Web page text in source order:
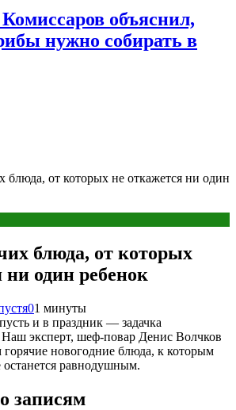
объяснил,
нужно собирать в
блюда, от которых не откажется ни один
блюда, от которых
ни один ребенок
01 минуты
и в праздник — задачка
эксперт, шеф-повар Денис Волчков
горячие новогодние блюда, к которым
равнодушным.
записям